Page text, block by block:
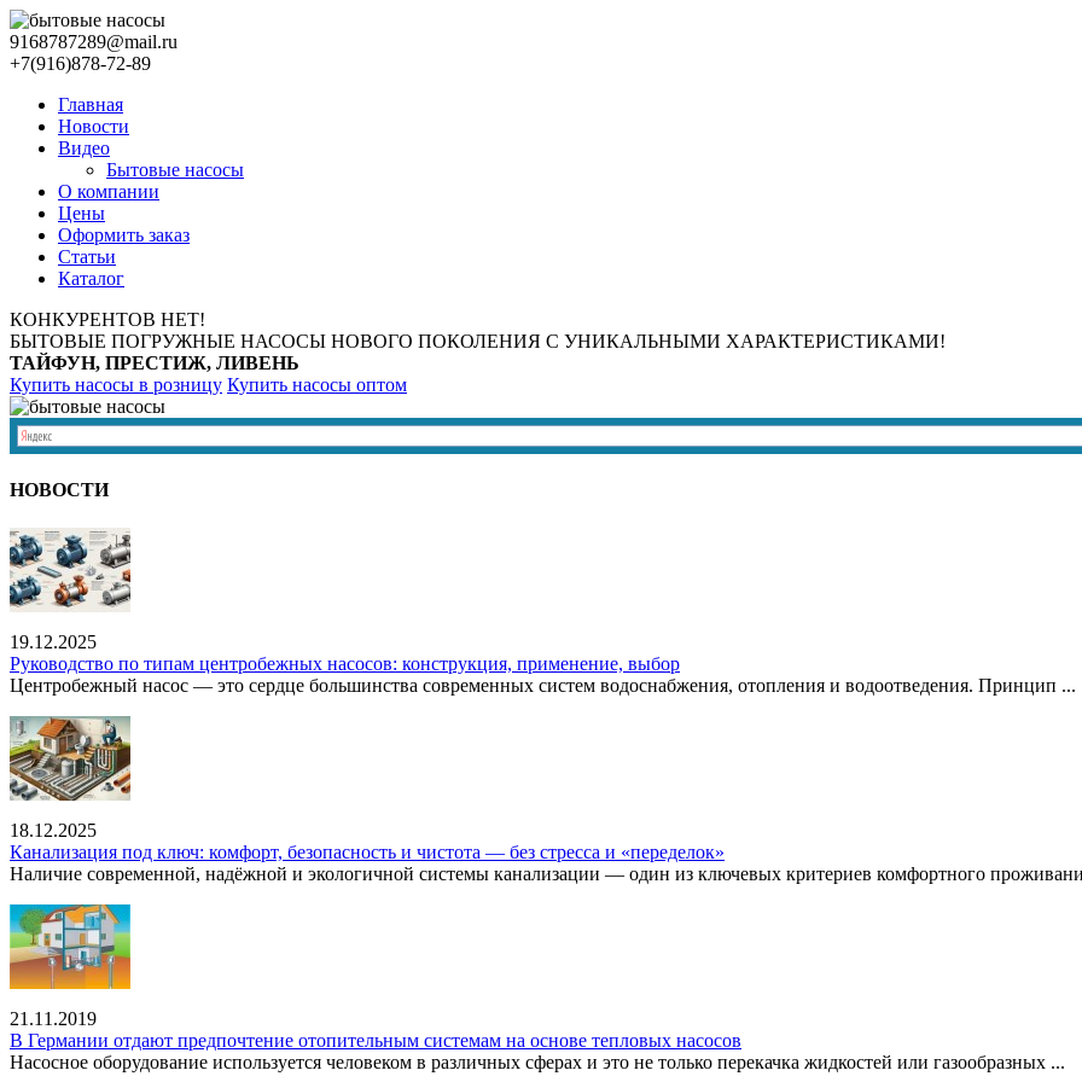
9168787289@mail.ru
+7(916)878-72-89
Главная
Новости
Видео
Бытовые насосы
О компании
Цены
Оформить заказ
Статьи
Каталог
КОНКУРЕНТОВ НЕТ!
БЫТОВЫЕ ПОГРУЖНЫЕ НАСОСЫ НОВОГО ПОКОЛЕНИЯ С УНИКАЛЬНЫМИ ХАРАКТЕРИСТИКАМИ!
ТАЙФУН, ПРЕСТИЖ, ЛИВЕНЬ
Купить насосы в розницу Купить насосы оптом
НОВОСТИ
19.12.2025
Руководство по типам центробежных насосов: конструкция, применение, выбор
Центробежный насос — это сердце большинства современных систем водоснабжения, отопления и водоотведения. Принцип ...
18.12.2025
Канализация под ключ: комфорт, безопасность и чистота — без стресса и «переделок»
Наличие современной, надёжной и экологичной системы канализации — один из ключевых критериев комфортного
21.11.2019
В Германии отдают предпочтение отопительным системам на основе тепловых насосов
Насосное оборудование используется человеком в различных сферах и это не только перекачка жидкостей или газообразных ...